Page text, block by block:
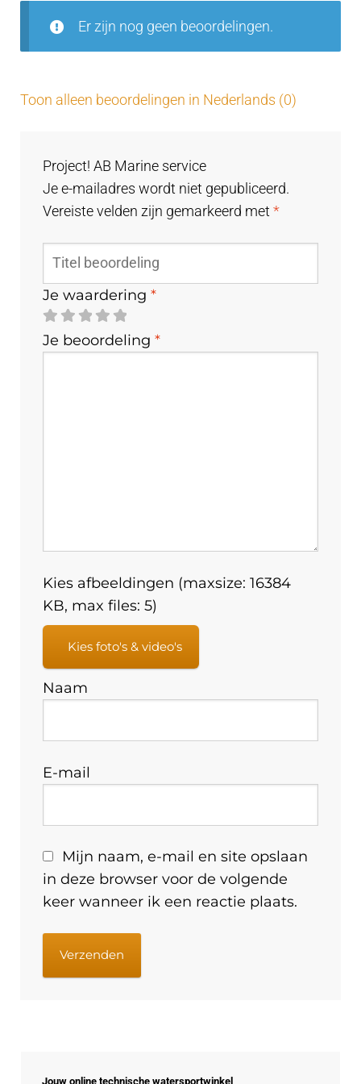
Er zijn nog geen beoordelingen.
Toon alleen beoordelingen in Nederlands (0)
Project! AB Marine service
Je e-mailadres wordt niet gepubliceerd.
Vereiste velden zijn gemarkeerd met*
Je waardering*
Je beoordeling*
Kies afbeeldingen (maxsize: 16384
KB, max files: 5)
Kies foto's & video's
Naam
E-mail
Mijn naam, e-mail en site opslaan
in deze browser voor de volgende
keer wanneer ik een reactie plaats.
Jouw online technische watersportwinkel